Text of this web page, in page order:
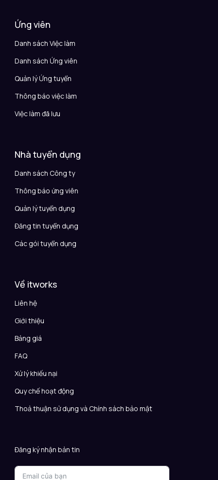
Ứng viên
Danh sách Việc làm
Danh sách Ứng viên
Quản lý Ứng tuyển
Thông báo việc làm
Việc làm đã lưu
Nhà tuyển dụng
Danh sách Công ty
Thông báo ứng viên
Quản lý tuyển dụng
Đăng tin tuyển dụng
Các gói tuyển dụng
Về itworks
Liên hệ
Giới thiệu
Bảng giá
FAQ
Xử lý khiếu nại
Quy chế hoạt động
Thoả thuận sử dụng và Chính sách bảo mật
Đăng ký nhận bản tin